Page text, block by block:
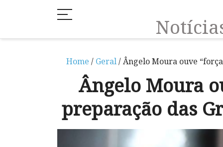
Home / Geral/ Ângelo Moura ouve
Ângelo Moura
preparação das